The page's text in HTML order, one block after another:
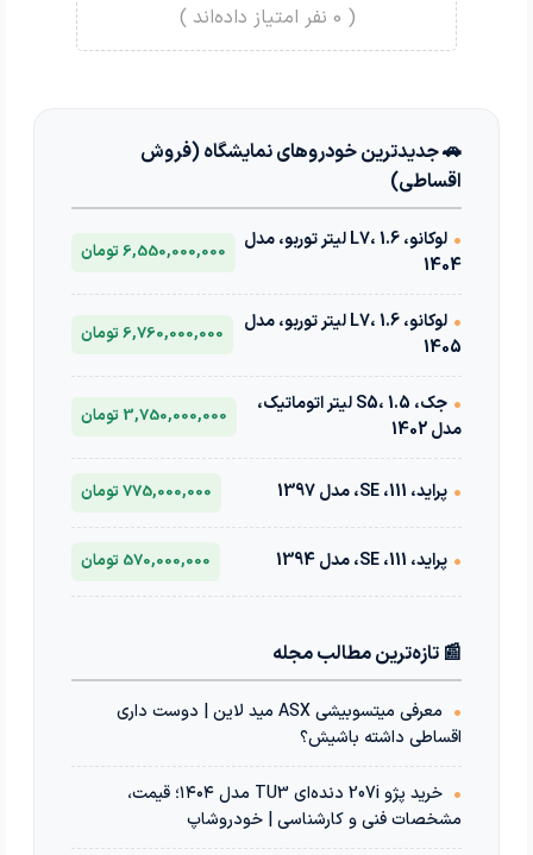
(
0 نفر امتیاز داده‌اند )
🚗 جدیدترین خودروهای نمایشگاه (فروش
اقساطی)
•
لوکانو، L7، 1.6 لیتر توربو، مدل
1404
6,550,000,000 تومان
•
لوکانو، L7، 1.6 لیتر توربو، مدل
1405
6,760,000,000 تومان
•
جک، S5، 1.5 لیتر اتوماتیک،
مدل 1402
3,750,000,000 تومان
• پراید، 111، SE، مدل 1397 775,000,000 تومان
• پراید، 111، SE، مدل 1394 570,000,000 تومان
📰 تازه‌ترین مطالب مجله
•
معرفی میتسوبیشی ASX مید لاین | دوست داری
اقساطی داشته باشیش؟
•
خرید پژو 207i دنده‌ای TU3 مدل ۱۴۰۴؛ قیمت،
مشخصات فنی و کارشناسی | خودروشاپ